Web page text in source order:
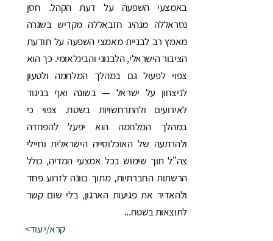
באמצעי השפעה על דעת הקהל. חסן
נסראללה מנהיג חזבאללה מקדיש בשגרה
מאמץ רב לבניית מאמצי השפעה על תודעת
הציבור הישראלי, הלבנוני והבינלאומי. כך הוא
צפוי לפעול גם במהלך המלחמה ולטעון
לניצחון על ישראל — בשונה ואף בניגוד
לאירועים ולהתרחשויות בשטח. צפוי כי
במהלך המלחמה הוא יפעל להפחדה
ולהרתעה של האוכלוסייה הישראלית וחיילי
צה"ל תוך שימוש בכל אמצעי המדיה, כולל
הרשתות החברתיות, מתוך כוונה לזרוע פחד
ולהאדיר את פגיעות הארגון, בלי שום קשר
לתוצאות בשטח...
קרא/י עוד